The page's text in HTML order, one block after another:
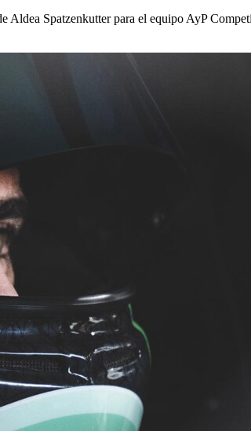
Aldea Spatzenkutter para el equipo AyP